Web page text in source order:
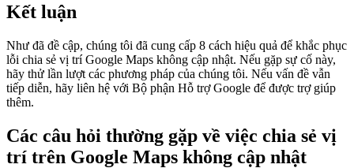
Kết luận
Như đã đề cập, chúng tôi đã cung cấp 8 cách hiệu quả để khắc phục
lỗi chia sẻ vị trí Google Maps không cập nhật. Nếu gặp sự cố này,
hãy thử lần lượt các phương pháp của chúng tôi. Nếu vấn đề vẫn
tiếp diễn, hãy liên hệ với Bộ phận Hỗ trợ Google để được trợ giúp
thêm.
Các câu hỏi thường gặp về việc chia sẻ vị
trí trên Google Maps không cập nhật